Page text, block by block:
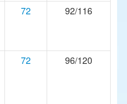
72 92/116
72 96/120